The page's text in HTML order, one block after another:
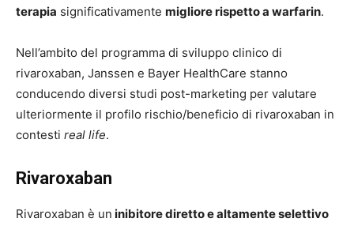
terapia significativamente migliore rispetto a warfarin.
Nell’ambito del programma di sviluppo clinico di
rivaroxaban, Janssen e Bayer HealthCare stanno
conducendo diversi studi post-marketing per valutare
ulteriormente il profilo rischio/beneficio di rivaroxaban in
contesti real life.
Rivaroxaban
Rivaroxaban è un inibitore diretto e altamente selettivo